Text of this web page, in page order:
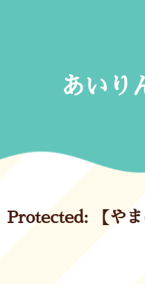
あいり
Protected: 【や